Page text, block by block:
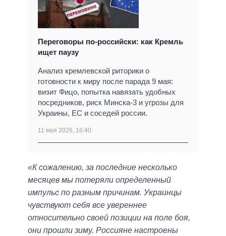
Переговоры по-российски: как Кремль
ищет паузу
Анализ кремлевской риторики о
готовности к миру после парада 9 мая:
визит Фицо, попытка навязать удобных
посредников, риск Минска-3 и угрозы для
Украины, ЕС и соседей россии.
11 мая 2026, 16:40
«К сожалению, за последние несколько
месяцев мы потеряли определенный
импульс по разным причинам. Украинцы
чувствуют себя все увереннее
относительно своей позиции на поле боя,
они прошли зиму. Россияне настроены